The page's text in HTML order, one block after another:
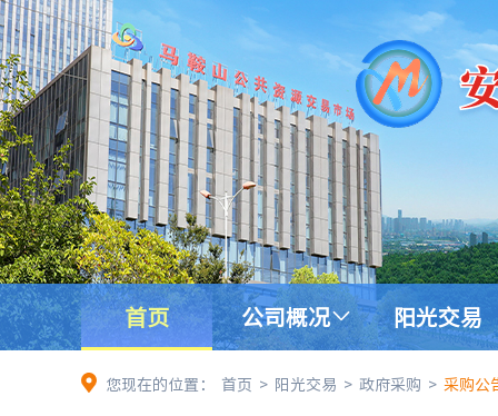
首页 公司概况 阳光交易
您现在的位置： 首页 > 阳光交易 > 政府采购 > 采购公